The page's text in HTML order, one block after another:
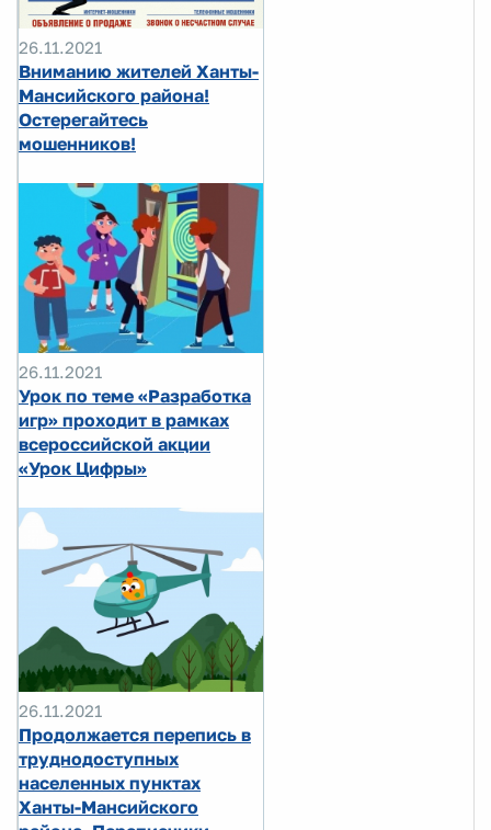
26.11.2021
Вниманию жителей Ханты-
Мансийского района!
Остерегайтесь
мошенников!
26.11.2021
Урок по теме «Разработка
игр» проходит в рамках
всероссийской акции
«Урок Цифры»
26.11.2021
Продолжается перепись в
труднодоступных
населенных пунктах
Ханты-Мансийского